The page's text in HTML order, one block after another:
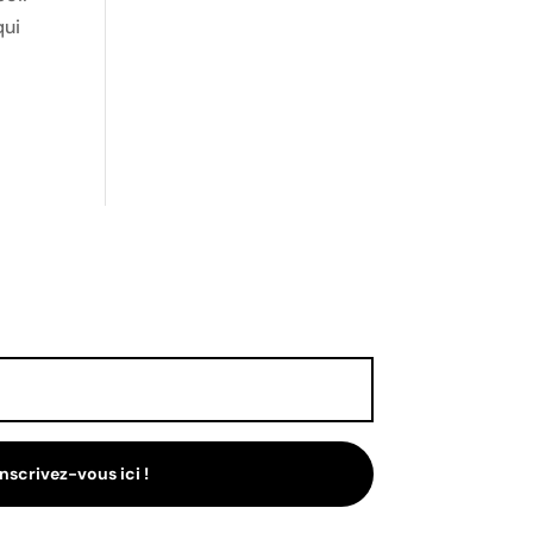
vous ici !